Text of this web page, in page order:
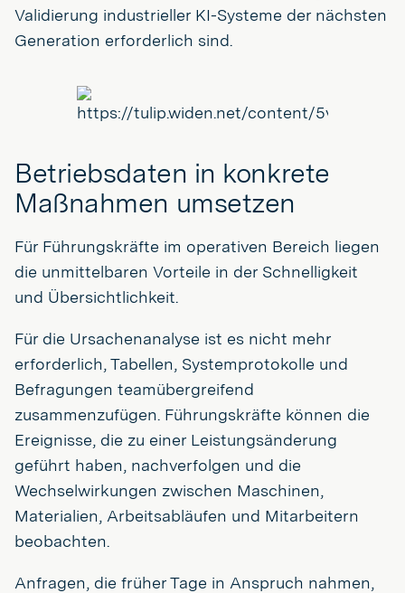
Validierung industrieller KI-Systeme der nächsten
Generation erforderlich sind.
Betriebsdaten in konkrete
Maßnahmen umsetzen
Für Führungskräfte im operativen Bereich liegen
die unmittelbaren Vorteile in der Schnelligkeit
und Übersichtlichkeit.
Für die Ursachenanalyse ist es nicht mehr
erforderlich, Tabellen, Systemprotokolle und
Befragungen teamübergreifend
zusammenzufügen. Führungskräfte können die
Ereignisse, die zu einer Leistungsänderung
geführt haben, nachverfolgen und die
Wechselwirkungen zwischen Maschinen,
Materialien, Arbeitsabläufen und Mitarbeitern
beobachten.
Anfragen, die früher Tage in Anspruch nahmen,